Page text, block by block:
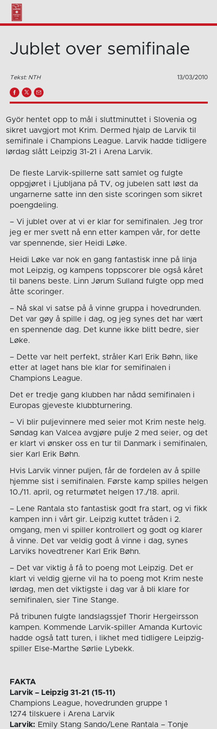
Jublet over semifinale
Tekst: NTH 13/03/2010
Györ hentet opp to mål i sluttminuttet i Slovenia og
sikret uavgjort mot Krim. Dermed hjalp de Larvik til
semifinale i Champions League. Larvik hadde tidligere
lørdag slått Leipzig 31-21 i Arena Larvik.
De fleste Larvik-spillerne satt samlet og fulgte
oppgjøret i Ljubljana på TV, og jubelen satt løst da
ungarnerne satte inn den siste scoringen som sikret
poengdeling.
– Vi jublet over at vi er klar for semifinalen. Jeg tror
jeg er mer svett nå enn etter kampen vår, for dette
var spennende, sier Heidi Løke.
Heidi Løke var nok en gang fantastisk inne på linja
mot Leipzig, og kampens toppscorer ble også kåret
til banens beste. Linn Jørum Sulland fulgte opp med
åtte scoringer.
– Nå skal vi satse på å vinne gruppa i hovedrunden.
Det var gøy å spille i dag, og jeg synes det har vært
en spennende dag. Det kunne ikke blitt bedre, sier
Løke.
– Dette var helt perfekt, stråler Karl Erik Bøhn, like
etter at laget hans ble klar for semifinalen i
Champions League.
Det er tredje gang klubben har nådd semifinalen i
Europas gjeveste klubbturnering.
– Vi blir puljevinnere med seier mot Krim neste helg.
Søndag kan Valcea avgjøre pulje 2 med seier, og det
er klart vi ønsker oss en tur til Danmark i semifinalen,
sier Karl Erik Bøhn.
Hvis Larvik vinner puljen, får de fordelen av å spille
hjemme sist i semifinalen. Første kamp spilles helgen
10./11. april, og returmøtet helgen 17./18. april.
– Lene Rantala sto fantastisk godt fra start, og vi fikk
kampen inn i vårt gir. Leipzig kuttet tråden i 2.
omgang, men vi spiller kontrollert og godt og klarer
å vinne. Det var veldig godt å vinne i dag, synes
Larviks hovedtrener Karl Erik Bøhn.
– Det var viktig å få to poeng mot Leipzig. Det er
klart vi veldig gjerne vil ha to poeng mot Krim neste
lørdag, men det viktigste i dag var å bli klare for
semifinalen, sier Tine Stange.
På tribunen fulgte landslagssjef Thorir Hergeirsson
kampen. Kommende Larvik-spiller Amanda Kurtovic
hadde også tatt turen, i likhet med tidligere Leipzig-
spiller Else-Marthe Sørlie Lybekk.
FAKTA
Larvik – Leipzig 31-21 (15-11)
Champions League, hovedrunden gruppe 1
1274 tilskuere i Arena Larvik
Larvik: Emily Stang Sando/Lene Rantala – Tonje